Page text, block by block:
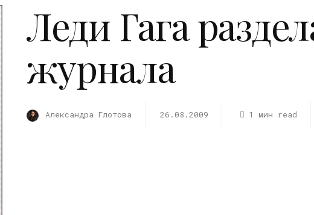
Леди Гага
журнала
Александра Глотова 26.08.2009 1 мин read